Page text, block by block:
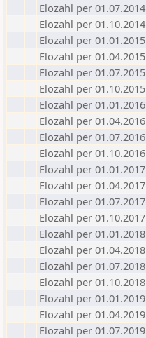
Elozahl per 01.07.2014
Elozahl per 01.10.2014
Elozahl per 01.01.2015
Elozahl per 01.04.2015
Elozahl per 01.07.2015
Elozahl per 01.10.2015
Elozahl per 01.01.2016
Elozahl per 01.04.2016
Elozahl per 01.07.2016
Elozahl per 01.10.2016
Elozahl per 01.01.2017
Elozahl per 01.04.2017
Elozahl per 01.07.2017
Elozahl per 01.10.2017
Elozahl per 01.01.2018
Elozahl per 01.04.2018
Elozahl per 01.07.2018
Elozahl per 01.10.2018
Elozahl per 01.01.2019
Elozahl per 01.04.2019
Elozahl per 01.07.2019